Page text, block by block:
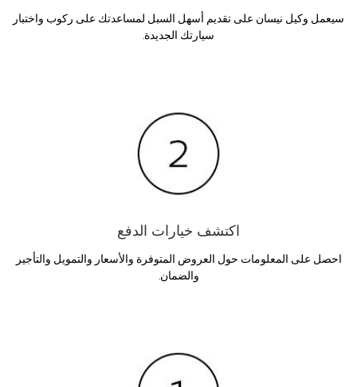
سيعمل وكيل نيسان على تقديم أسهل السبل لمساعدتك على ركوب واختبار
سيارتك الجديدة.
اكتشف خيارات الدفع
احصل على المعلومات حول العروض المتوفرة والأسعار والتمويل والتأجير
والضمان.